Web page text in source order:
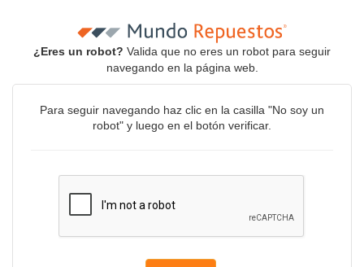
¿Eres un robot? Valida que no eres un robot para seguir
navegando en la página web.
Para seguir navegando haz clic en la casilla "No soy un
robot" y luego en el botón verificar.